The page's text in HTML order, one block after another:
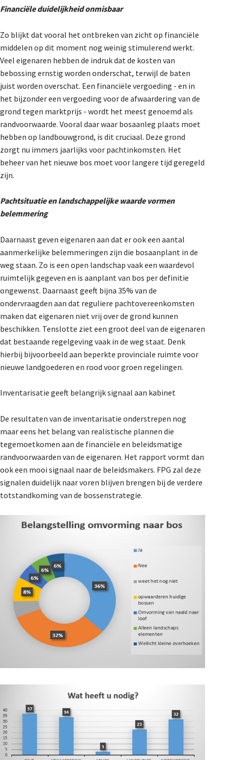
Financiële duidelijkheid onmisbaar
Zo blijkt dat vooral het ontbreken van zicht op financiële
middelen op dit moment nog weinig stimulerend werkt.
Veel eigenaren hebben de indruk dat de kosten van
bebossing ernstig worden onderschat, terwijl de baten
juist worden overschat. Een financiële vergoeding - en in
het bijzonder een vergoeding voor de afwaardering van de
grond tegen marktprijs - wordt het meest genoemd als
randvoorwaarde. Vooral daar waar bosaanleg plaats moet
hebben op landbouwgrond, is dit cruciaal. Deze grond
zorgt nu immers jaarlijks voor pachtinkomsten. Het
beheer van het nieuwe bos moet voor langere tijd geregeld
zijn.
Pachtsituatie en landschappelijke waarde vormen
belemmering
Daarnaast geven eigenaren aan dat er ook een aantal
aanmerkelijke belemmeringen zijn die bosaanplant in de
weg staan. Zo is een open landschap vaak een waardevol
ruimtelijk gegeven en is aanplant van bos per definitie
ongewenst. Daarnaast geeft bijna 35% van de
ondervraagden aan dat reguliere pachtovereenkomsten
maken dat eigenaren niet vrij over de grond kunnen
beschikken. Tenslotte ziet een groot deel van de eigenaren
dat bestaande regelgeving vaak in de weg staat. Denk
hierbij bijvoorbeeld aan beperkte provinciale ruimte voor
nieuwe landgoederen en rood voor groen regelingen.
Inventarisatie geeft belangrijk signaal aan kabinet
De resultaten van de inventarisatie onderstrepen nog
maar eens het belang van realistische plannen die
tegemoetkomen aan de financiële en beleidsmatige
randvoorwaarden van de eigenaren. Het rapport vormt dan
ook een mooi signaal naar de beleidsmakers. FPG zal deze
signalen duidelijk naar voren blijven brengen bij de verdere
totstandkoming van de bossenstrategie.